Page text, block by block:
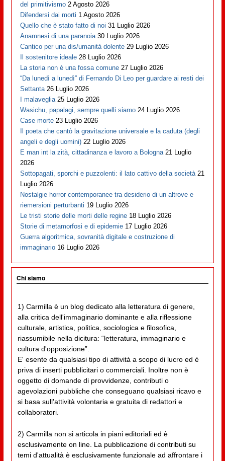
del primitivismo 2 Agosto 2026
Difendersi dai morti 1 Agosto 2026
Quello che è stato fatto di noi 31 Luglio 2026
Anamnesi di una paranoia 30 Luglio 2026
Cantico per una dis/umanità dolente 29 Luglio 2026
Il sostenitore ideale 28 Luglio 2026
La storia non è una fossa comune 27 Luglio 2026
“Da lunedì a lunedì” di Fernando Di Leo per guardare ai resti dei
Settanta 26 Luglio 2026
I malaveglia 25 Luglio 2026
Wasichu, papalagi, sempre quelli siamo 24 Luglio 2026
Case morte 23 Luglio 2026
Il poeta che cantò la gravitazione universale e la caduta (degli
angeli e degli uomini) 22 Luglio 2026
E man int la zità, cittadinanza e lavoro a Bologna 21 Luglio
2026
Sottopagati, sporchi e puzzolenti: il lato cattivo della società 21
Luglio 2026
Nostalgie horror contemporanee tra desiderio di un altrove e
riemersioni perturbanti 19 Luglio 2026
Le tristi storie delle morti delle regine 18 Luglio 2026
Storie di metamorfosi e di epidemie 17 Luglio 2026
Guerra algoritmica, sovranità digitale e costruzione di
immaginario 16 Luglio 2026
Chi siamo
1) Carmilla è un blog dedicato alla letteratura di genere,
alla critica dell'immaginario dominante e alla riflessione
culturale, artistica, politica, sociologica e filosofica,
riassumibile nella dicitura: “letteratura, immaginario e
cultura d'opposizione”.
E' esente da qualsiasi tipo di attività a scopo di lucro ed è
priva di inserti pubblicitari o commerciali. Inoltre non è
oggetto di domande di provvidenze, contributi o
agevolazioni pubbliche che conseguano qualsiasi ricavo e
si basa sull'attività volontaria e gratuita di redattori e
collaboratori.
2) Carmilla non si articola in piani editoriali ed è
esclusivamente on line. La pubblicazione di contributi su
temi d'attualità è esclusivamente funzionale ad affrontare i